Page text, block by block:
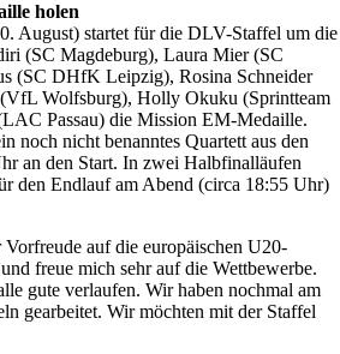
holen
August) startet für die DLV-Staffel um die
(SC Magdeburg), Laura Mier (SC
(SC DHfK Leipzig), Rosina Schneider
Wolfsburg), Holly Okuku (Sprintteam
Passau) die Mission EM-Medaille.
noch nicht benanntes Quartett aus den
an den Start. In zwei Halbfinalläufen
den Endlauf am Abend (circa 18:55 Uhr)
auf die europäischen U20-
freue mich sehr auf die Wettbewerbe.
gute verlaufen. Wir haben nochmal am
gearbeitet. Wir möchten mit der Staffel